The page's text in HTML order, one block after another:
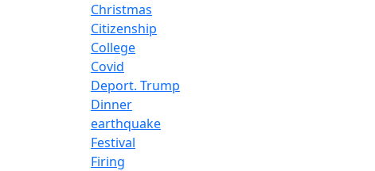
Christmas
Citizenship
College
Covid
Deport. Trump
Dinner
earthquake
Festival
Firing